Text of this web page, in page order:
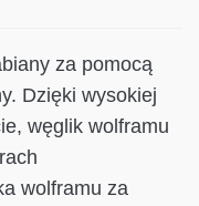
za pomocą
Dzięki wysokiej
węglik wolframu
wolframu za